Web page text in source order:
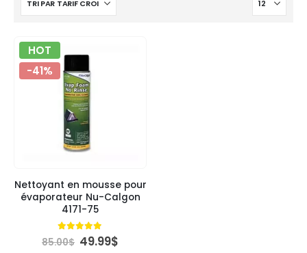
HOT
-41%
Nettoyant en mousse pour
évaporateur Nu-Calgon
4171-75
out of 5
85.00$ Le
49.99$Le